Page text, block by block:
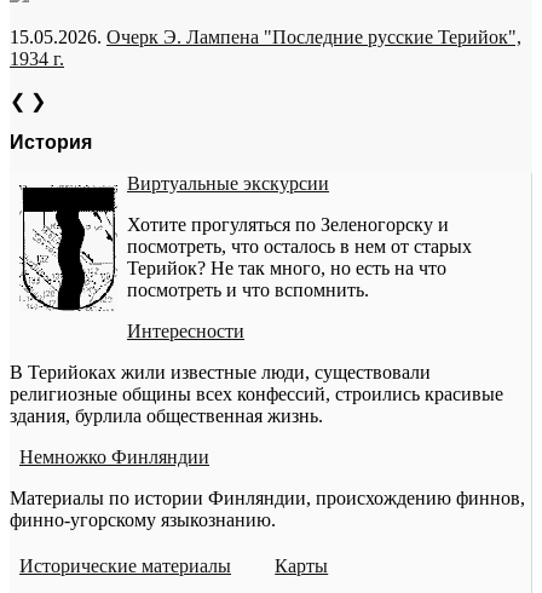
15.05.2026. Очерк Э. Лампена "Последние русские Терийок",
1934 г.
❮ ❯
История
Виртуальные экскурсии
Хотите прогуляться по Зеленогорску и
посмотреть, что осталось в нем от старых
Терийок? Не так много, но есть на что
посмотреть и что вспомнить.
Интересности
В Терийоках жили известные люди, существовали
религиозные общины всех конфессий, строились красивые
здания, бурлила общественная жизнь.
Немножко Финляндии
Материалы по истории Финляндии, происхождению финнов,
финно-угорскому языкознанию.
Исторические материалы Карты